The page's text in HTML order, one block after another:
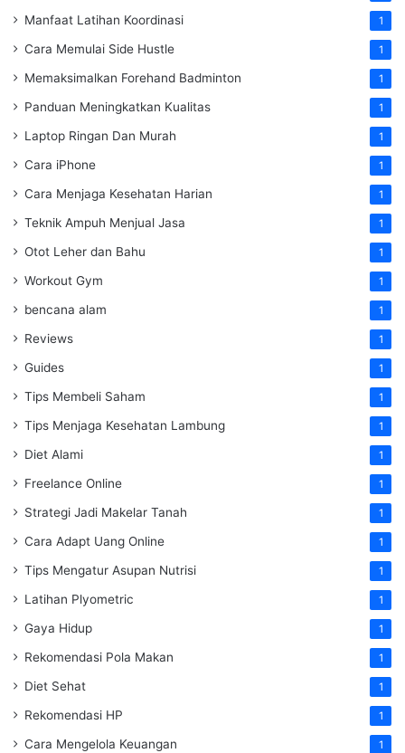
Manfaat Latihan Koordinasi 1
Cara Memulai Side Hustle 1
Memaksimalkan Forehand Badminton 1
Panduan Meningkatkan Kualitas 1
Laptop Ringan Dan Murah 1
Cara iPhone 1
Cara Menjaga Kesehatan Harian 1
Teknik Ampuh Menjual Jasa 1
Otot Leher dan Bahu 1
Workout Gym 1
bencana alam 1
Reviews 1
Guides 1
Tips Membeli Saham 1
Tips Menjaga Kesehatan Lambung 1
Diet Alami 1
Freelance Online 1
Strategi Jadi Makelar Tanah 1
Cara Adapt Uang Online 1
Tips Mengatur Asupan Nutrisi 1
Latihan Plyometric 1
Gaya Hidup 1
Rekomendasi Pola Makan 1
Diet Sehat 1
Rekomendasi HP 1
Cara Mengelola Keuangan 1